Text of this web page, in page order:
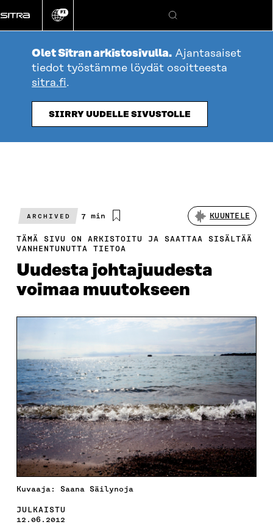
suoraan
sisältöön
Vaihda
kieli
FI
Hae
Olet Sitran arkistosivulla. Ajantasaiset
tiedot työstämme löydät osoitteesta
sitra.fi.
SIIRRY UUDELLE SIVUSTOLLE
ARCHIVED
Arvioitu
7 min KUUNTELE
TÄMÄ SIVU ON ARKISTOITU JA SAATTAA SISÄLTÄÄ
VANHENTUNUTTA TIETOA
Uudesta johtajuudesta
voimaa muutokseen
Kuvaaja: Saana Säilynoja
JULKAISTU
12.06.2012